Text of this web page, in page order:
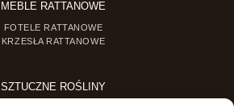
MEBLE RATTANOWE
FOTELE RATTANOWE
KRZESŁA RATTANOWE
SZTUCZNE ROŚLINY